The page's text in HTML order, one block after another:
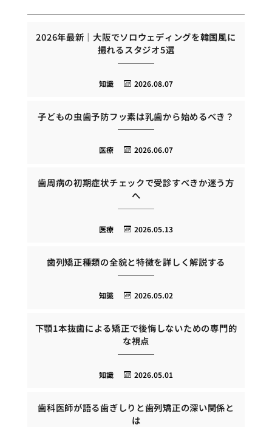
2026年最新｜大阪でソロウェディングを韓国風に
撮れるスタジオ5選
2026.08.07
知識
子どもの虫歯予防フッ素は乳歯から始めるべき？
2026.06.07
医療
歯周病の初期症状チェックで受診すべきか迷う方
へ
2026.05.13
医療
歯列矯正種類の全貌と特徴を詳しく解説する
2026.05.02
知識
下顎1本抜歯による矯正で後悔しないための専門的
な視点
2026.05.01
知識
歯科医師が語る歯ぎしりと歯列矯正の深い関係と
は